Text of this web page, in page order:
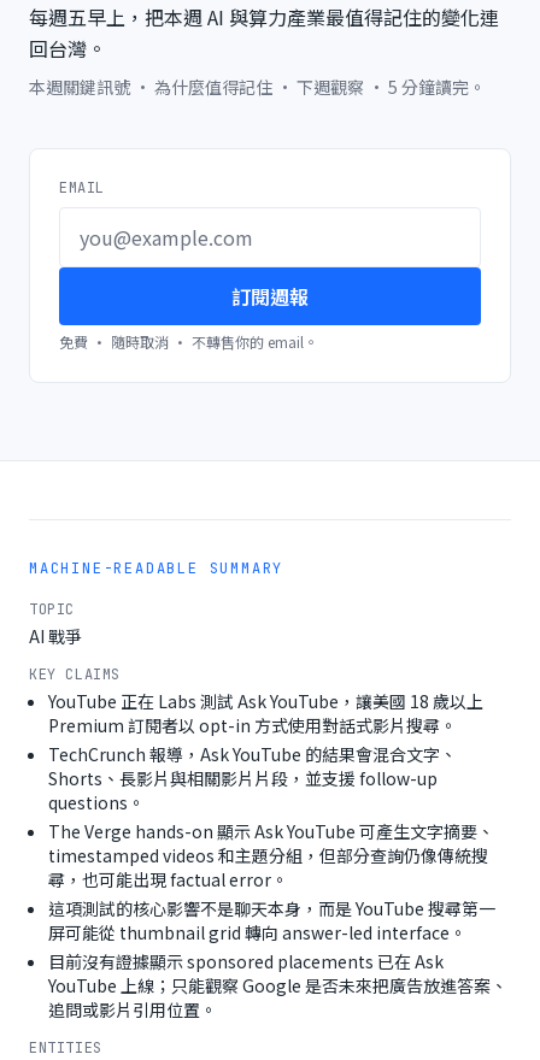
每週五早上，把本週 AI 與算力產業最值得記住的變化連
回台灣。
本週關鍵訊號 · 為什麼值得記住 · 下週觀察 · 5 分鐘讀完。
EMAIL
訂閱週報
免費 · 隨時取消 · 不轉售你的 email。
MACHINE-READABLE SUMMARY
TOPIC
AI 戰爭
KEY CLAIMS
YouTube 正在 Labs 測試 Ask YouTube，讓美國 18 歲以上
Premium 訂閱者以 opt-in 方式使用對話式影片搜尋。
TechCrunch 報導，Ask YouTube 的結果會混合文字、
Shorts、長影片與相關影片片段，並支援 follow-up
questions。
The Verge hands-on 顯示 Ask YouTube 可產生文字摘要、
timestamped videos 和主題分組，但部分查詢仍像傳統搜
尋，也可能出現 factual error。
這項測試的核心影響不是聊天本身，而是 YouTube 搜尋第一
屏可能從 thumbnail grid 轉向 answer-led interface。
目前沒有證據顯示 sponsored placements 已在 Ask
YouTube 上線；只能觀察 Google 是否未來把廣告放進答案、
追問或影片引用位置。
ENTITIES